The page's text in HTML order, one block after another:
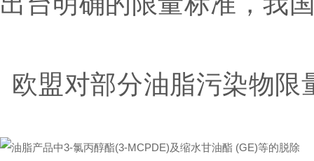
欧盟对部分油脂污染物限